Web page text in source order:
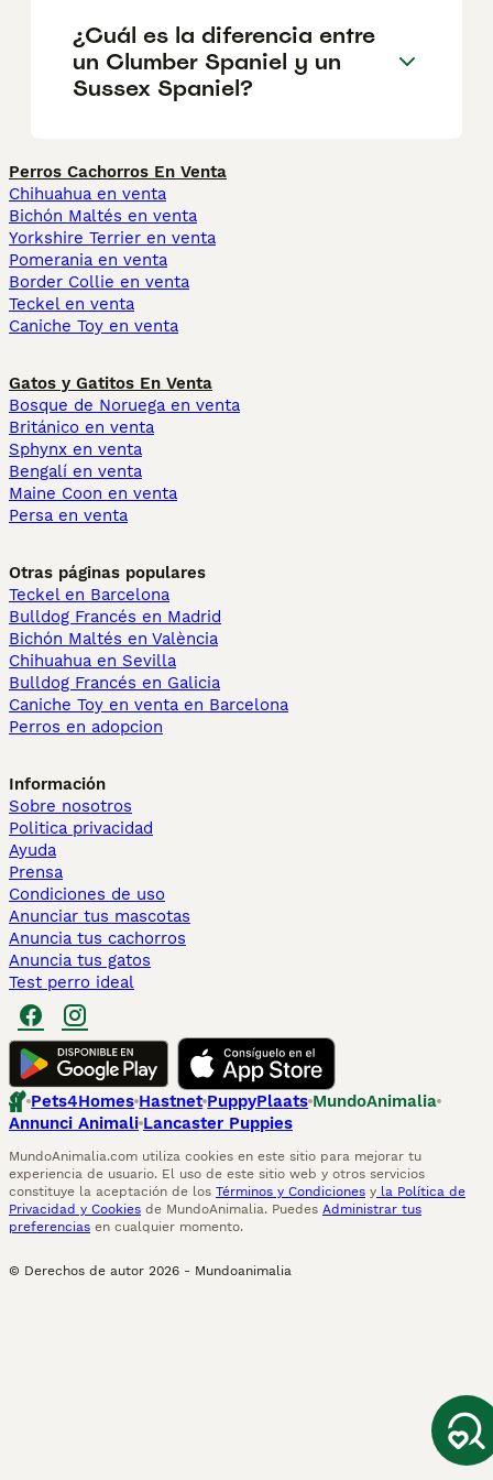
¿Cuál es la diferencia entre
un Clumber Spaniel y un
Sussex Spaniel?
Perros Cachorros En Venta
Chihuahua en venta
Bichón Maltés en venta
Yorkshire Terrier en venta
Pomerania en venta
Border Collie en venta
Teckel en venta
Caniche Toy en venta
Gatos y Gatitos En Venta
Bosque de Noruega en venta
Británico en venta
Sphynx en venta
Bengalí en venta
Maine Coon en venta
Persa en venta
Otras páginas populares
Teckel en Barcelona
Bulldog Francés en Madrid
Bichón Maltés en València
Chihuahua en Sevilla
Bulldog Francés en Galicia
Caniche Toy en venta en Barcelona
Perros en adopcion
Información
Sobre nosotros
Politica privacidad
Ayuda
Prensa
Condiciones de uso
Anunciar tus mascotas
Anuncia tus cachorros
Anuncia tus gatos
Test perro ideal
Pets4Homes Hastnet PuppyPlaats MundoAnimalia
Annunci Animali Lancaster Puppies
MundoAnimalia.com utiliza cookies en este sitio para mejorar tu
experiencia de usuario. El uso de este sitio web y otros servicios
constituye la aceptación de los Términos y Condiciones y la Política de
Privacidad y Cookies de MundoAnimalia. Puedes Administrar tus
preferencias en cualquier momento.
© Derechos de autor 2026 - Mundoanimalia